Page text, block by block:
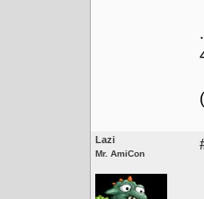
Lazi
Mr. AmiCon